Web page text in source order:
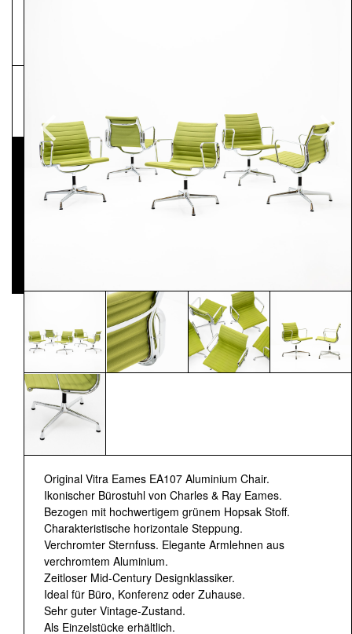
Original Vitra Eames EA107 Aluminium Chair.
Ikonischer Bürostuhl von Charles & Ray Eames.
Bezogen mit hochwertigem grünem Hopsak Stoff.
Charakteristische horizontale Steppung.
Verchromter Sternfuss. Elegante Armlehnen aus
verchromtem Aluminium.
Zeitloser Mid-Century Designklassiker.
Ideal für Büro, Konferenz oder Zuhause.
Sehr guter Vintage-Zustand.
Als Einzelstücke erhältlich.